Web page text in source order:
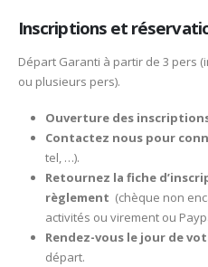
Inscriptions et
Départ Garanti à partir de 3 pers
ou plusieurs pers).
Ouverture des
Contactez nous pour
tel, …).
Retournez la fiche
règlement (chèque non
activités ou virement ou
Rendez-vous le jour de
départ.